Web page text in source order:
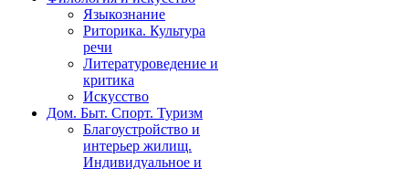
Языкознание
Риторика. Культура
речи
Литературоведение и
критика
Искусство
Дом. Быт. Спорт. Туризм
Благоустройство и
интерьер жилищ.
Индивидуальное и